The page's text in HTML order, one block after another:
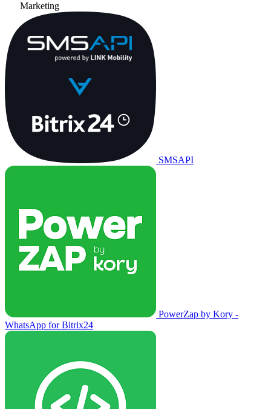
Marketing
SMSAPI
PowerZap by Kory -
WhatsApp for Bitrix24